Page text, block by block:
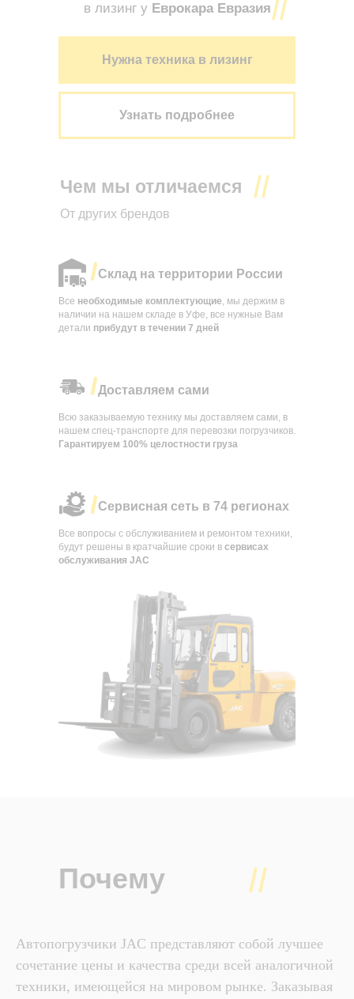
в лизинг у Еврокара Евразия
Нужна техника в лизинг
Узнать подробнее
Чем мы отличаемся
От других брендов
Все вопросы с обслуживанием и ремонтом техники,
будут решены в кратчайшие сроки в сервисах
обслуживания JAC
Сервисная сеть в 74 регионах
Все необходимые комплектующие, мы держим в
наличии на нашем складе в Уфе, все нужные Вам
детали прибудут в течении 7 дней
Склад на территории России
Всю заказываемую технику мы доставляем сами, в
нашем спец-транспорте для перевозки погрузчиков.
Гарантируем 100% целостности груза
Доставляем сами
Почему
Автопогрузчики JAC представляют собой лучшее
сочетание цены и качества среди всей аналогичной
техники, имеющейся на мировом рынке. Заказывая